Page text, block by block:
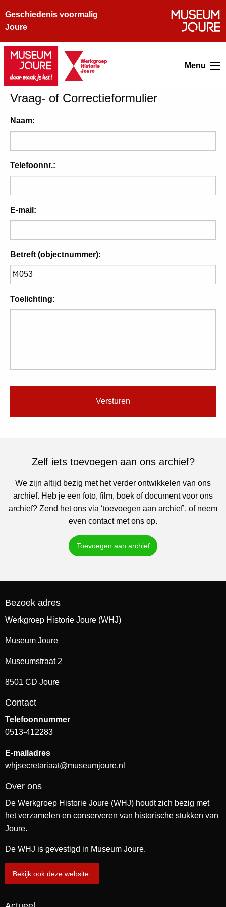
Geschiedenis voormalig
Joure
Menu
Vraag- of Correctieformulier
Naam:
Telefoonnr.:
E-mail:
Betreft (objectnummer):
Toelichting:
Zelf iets toevoegen aan ons archief?
We zijn altijd bezig met het verder ontwikkelen van ons
archief. Heb je een foto, film, boek of document voor ons
archief? Zend het ons via ‘toevoegen aan archief’, of neem
even contact met ons op.
Toevoegen aan archief
Bezoek adres
Werkgroep Historie Joure (WHJ)
Museum Joure
Museumstraat 2
8501 CD Joure
Contact
Telefoonnummer
0513-412283
E-mailadres
whjsecretariaat@museumjoure.nl
Over ons
De Werkgroep Historie Joure (WHJ) houdt zich bezig met
het verzamelen en conserveren van historische stukken van
Joure.
De WHJ is gevestigd in Museum Joure.
Bekijk ook deze website.